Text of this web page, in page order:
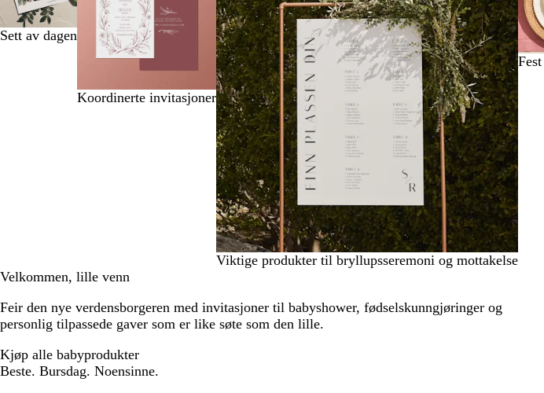
Sett av dagen
Koordinerte invitasjoner
Viktige produkter til bryllupsseremoni og mottakelse
av
5
Velkommen, lille venn
Feir den nye verdensborgeren med invitasjoner til babyshower, fødselskunngjøringer og
personlig tilpassede gaver som er like søte som den lille.
Kjøp alle babyprodukter
Beste. Bursdag. Noensinne.